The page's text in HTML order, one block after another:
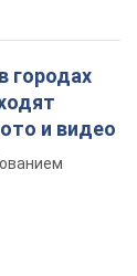
городах
и видео